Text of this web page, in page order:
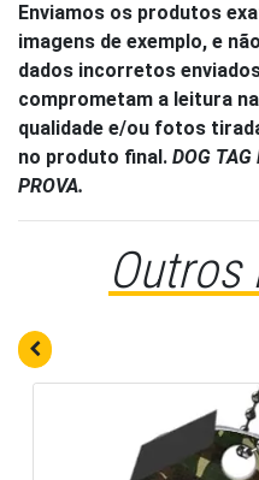
Enviamos os produtos
imagens de exemplo, e
dados incorretos
comprometam a leitura
qualidade e/ou fotos
no produto final. DOG TAG
PROVA.
Outros